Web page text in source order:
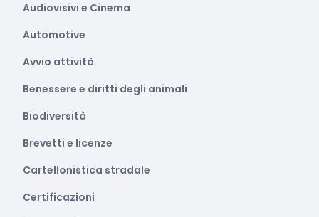
Audiovisivi e Cinema
Automotive
Avvio attività
Benessere e diritti degli animali
Biodiversità
Brevetti e licenze
Cartellonistica stradale
Certificazioni